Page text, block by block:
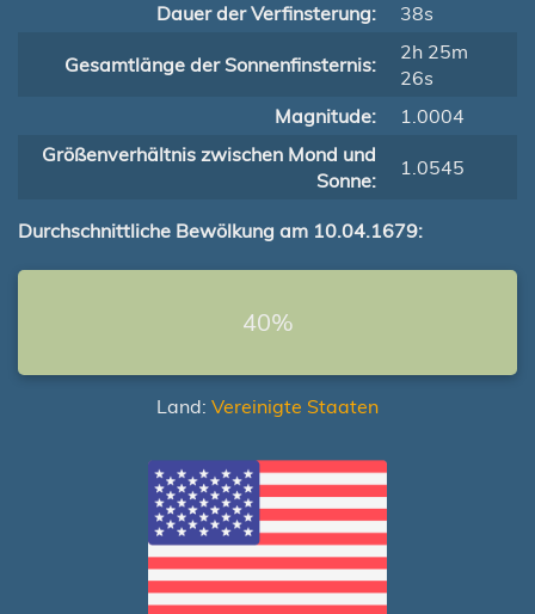
Dauer der Verfinsterung:
38s
Gesamtlänge der Sonnenfinsternis:
2h 25m
26s
Magnitude:
1.0004
Größenverhältnis zwischen Mond und
Sonne:
1.0545
Durchschnittliche Bewölkung am 10.04.1679:
40%
Land: Vereinigte Staaten